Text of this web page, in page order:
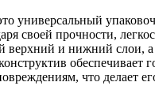
универсальный
своей прочности,
верхний и нижний
обеспечивает
что делает